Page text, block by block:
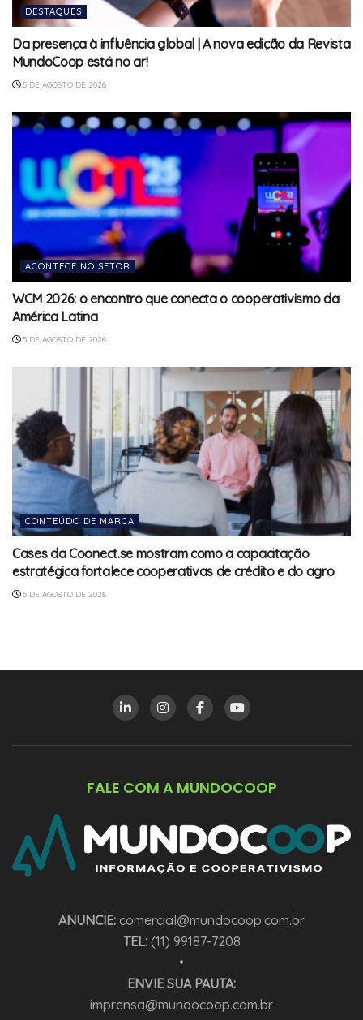
DESTAQUES
Da presença à influência global | A nova edição da Revista
MundoCoop está no ar!
5 DE AGOSTO DE 2026
ACONTECE NO SETOR
WCM 2026: o encontro que conecta o cooperativismo da
América Latina
5 DE AGOSTO DE 2026
CONTEÚDO DE MARCA
Cases da Coonect.se mostram como a capacitação
estratégica fortalece cooperativas de crédito e do agro
5 DE AGOSTO DE 2026
FALE COM A MUNDOCOOP
ANUNCIE: comercial@mundocoop.com.br
TEL:(11) 99187-7208
•
ENVIE SUA PAUTA:
imprensa@mundocoop.com.br